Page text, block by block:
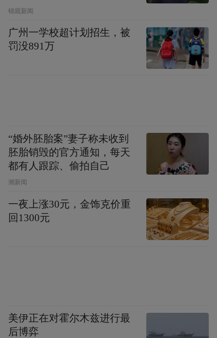
锦观新闻
广州一学校超计划招生，被
罚没891万
“婚外胚胎案”妻子称未收到
胚胎销毁的官方通知，每天
都有人跟踪、偷拍自己
潮新闻
一夜上涨30元，金饰克价重
回1300元
美伊正在对霍尔木兹进行最
后博弈